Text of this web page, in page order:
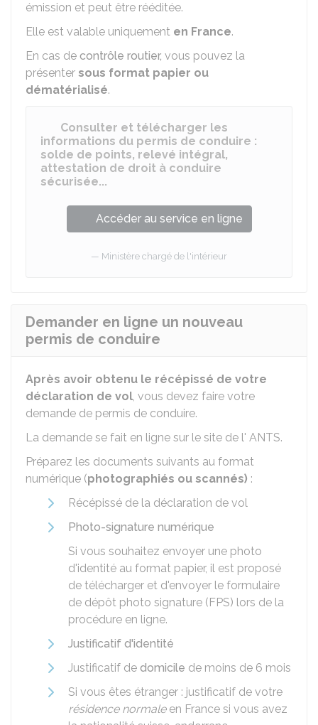
émission et peut être rééditée.
Elle est valable uniquement en France.
En cas de contrôle routier, vous pouvez la
présenter sous format papier ou
dématérialisé.
Consulter et télécharger les
informations du permis de conduire :
solde de points, relevé intégral,
attestation de droit à conduire
sécurisée...
Accéder au service en ligne
Ministère chargé de l'intérieur
Demander en ligne un nouveau
permis de conduire
Après avoir obtenu le récépissé de votre
déclaration de vol, vous devez faire votre
demande de permis de conduire.
La demande se fait en ligne sur le site de l' ANTS.
Préparez les documents suivants au format
numérique (photographiés ou scannés) :
Récépissé de la déclaration de vol
Photo-signature numérique
Si vous souhaitez envoyer une photo
d'identité au format papier, il est proposé
de télécharger et d'envoyer le formulaire
de dépôt photo signature (FPS) lors de la
procédure en ligne.
Justificatif d'identité
Justificatif de domicile de moins de 6 mois
Si vous êtes étranger : justificatif de votre
résidence normaleen France si vous avez